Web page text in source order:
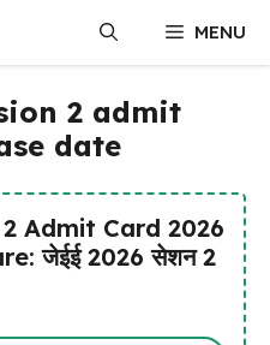
MENU
2 admit
date
Admit Card 2026
जेईई 2026 सेशन 2